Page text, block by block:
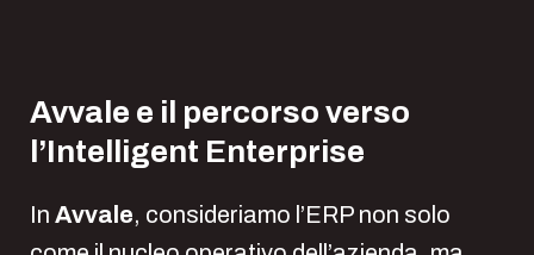
Avvale e il percorso verso
l’Intelligent Enterprise
In Avvale, consideriamo l’ERP non solo